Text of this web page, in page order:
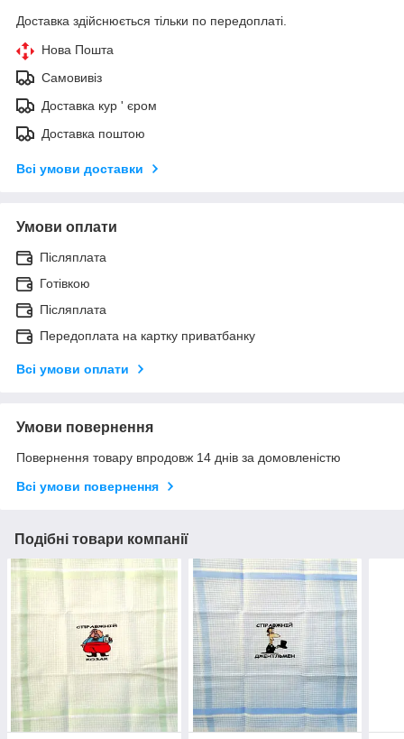
Доставка здійснюється тільки по передоплаті.
Нова Пошта
Самовивіз
Доставка кур ' єром
Доставка поштою
Всі умови доставки
Умови оплати
Післяплата
Готівкою
Післяплата
Передоплата на картку приватбанку
Всі умови оплати
Умови повернення
Повернення товару впродовж 14 днів за домовленістю
Всі умови повернення
Подібні товари компанії